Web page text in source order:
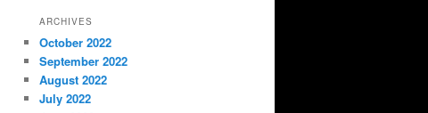
ARCHIVES
October 2022
September 2022
August 2022
July 2022